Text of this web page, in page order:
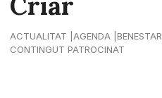
ACTUALITAT AGENDA BENESTAR
CONTINGUT PATROCINAT